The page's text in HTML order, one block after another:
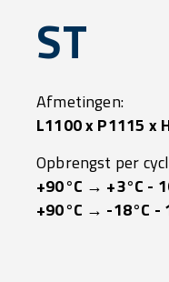
ST
Afmetingen:
L1100 x P1115 x
Opbrengst per
+90°C → +3°C -
+90°C → -18°C -